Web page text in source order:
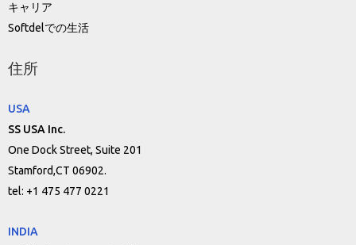
キャリア
Softdelでの生活
住所
USA
SS USA Inc.
One Dock Street, Suite 201
Stamford,CT 06902.
tel: +1 475 477 0221
INDIA